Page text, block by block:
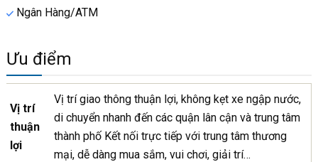
Ngân Hàng/ATM
Ưu điểm
Vị trí
thuận
lợi
Vị trí giao thông thuận lợi, không kẹt xe ngập nước,
di chuyển nhanh đến các quận lân cận và trung tâm
thành phố Kết nối trực tiếp với trung tâm thương
mại, dễ dàng mua sắm, vui chơi, giải trí…